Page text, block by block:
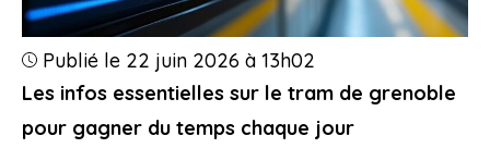
Les infos essentielles sur le tram de grenoble
pour gagner du temps chaque jour
Publié le 22 juin 2026 à 13h02